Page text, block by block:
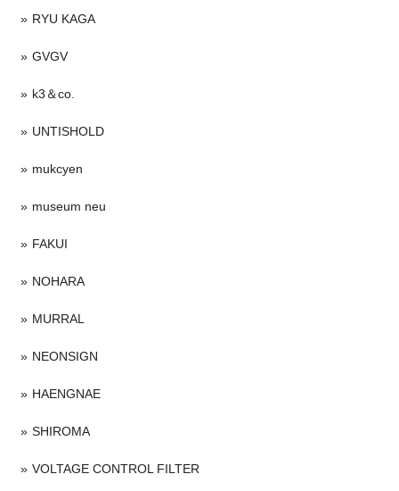
RYU KAGA
GVGV
k3＆co.
UNTISHOLD
mukcyen
museum neu
FAKUI
NOHARA
MURRAL
NEONSIGN
HAENGNAE
SHIROMA
VOLTAGE CONTROL FILTER